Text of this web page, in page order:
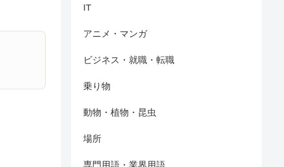
IT
アニメ・マンガ
ビジネス・就職・転職
乗り物
動物・植物・昆虫
場所
専門用語・業界用語